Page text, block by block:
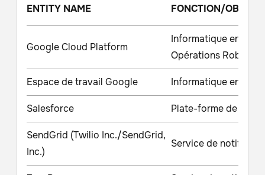
ENTITY NAME FONCTION/
Google Cloud Platform
Informatique en
Opérations Robot
Espace de travail Google Informatique en
Salesforce Plate-forme de
SendGrid (Twilio Inc./SendGrid,
Inc.)
Service de